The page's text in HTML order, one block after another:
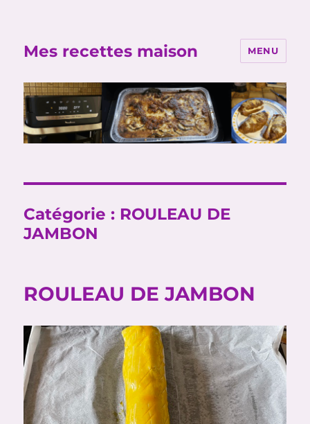
Mes recettes maison MENU
Catégorie : ROULEAU DE
JAMBON
ROULEAU DE JAMBON